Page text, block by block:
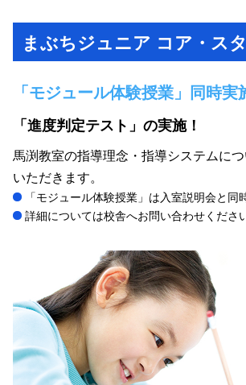
まぶちジュニア コア・ス
「モジュール体験授業」同時実
「進度判定テスト」の実施！
馬渕教室の指導理念・指導システムに
いただきます。
「モジュール体験授業」は入室説明会と同
詳細については校舎へお問い合わせください